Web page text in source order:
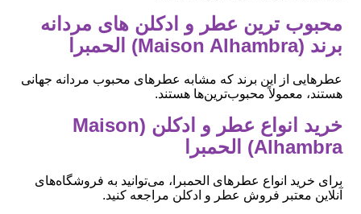
محبوب ‌ترین عطر و ادکلن های مردانه
برند (Maison Alhambra) الحمبرا
عطرهایی از این برند که مشابه عطرهای محبوب مردانه جهانی
هستند، معمولاً محبوب‌ترین‌ها هستند.
خرید انواع عطر و ادکلن (Maison
Alhambra) الحمبرا
برای خرید انواع عطرهای الحمبرا، می‌توانید به فروشگاه‌های
آنلاین معتبر فروش عطر و ادکلن مراجعه کنید.